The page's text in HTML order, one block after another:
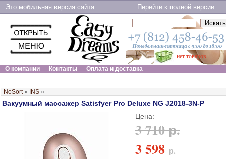
Это мобильная версия сайта Перейти к полной версии
нет товаров
О компании
Контакты Оплата и доставка
NoSort» INS »
Вакуумный массажер Satisfyer Pro Deluxe NG J2018-3N-P
Цена:
3 710 р.
3 598 р.